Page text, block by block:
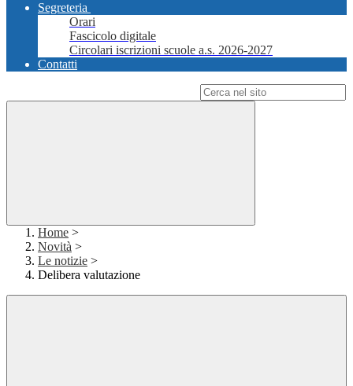
Segreteria
Orari
Fascicolo digitale
Circolari iscrizioni scuole a.s. 2026-2027
Contatti
Home >
Novità >
Le notizie >
Delibera valutazione